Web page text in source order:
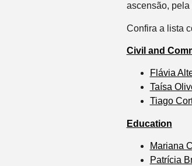
ascensão,
Confira a lista
Civil and
Flávia
Taísa
Tiago
Education
Mariana
Patrícia